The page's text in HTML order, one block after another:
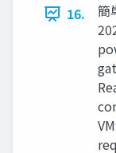
16.
簡